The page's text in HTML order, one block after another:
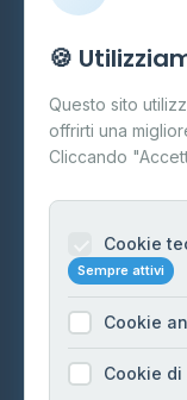
Info
Cos'è il GPL
FAQ
Contatti
Informazioni
Cookie Policy
Preferenze
🍪
Questo sito
offrirti una
Cliccando
Cookie
Sempre attivi
Cookie
Cookie